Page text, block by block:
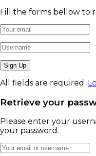
Fill the forms bellow to
All fields are required.
Retrieve your
Please enter your
your password.